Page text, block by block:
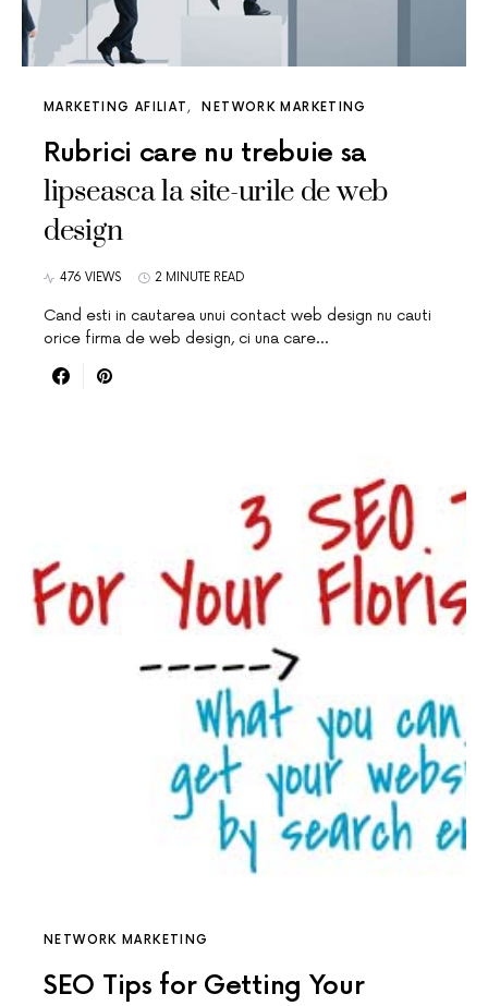
MARKETING AFILIAT NETWORK MARKETING
Rubrici care nu trebuie sa
lipseasca la site-urile de web
design
476 VIEWS 2 MINUTE READ
Cand esti in cautarea unui contact web design nu cauti
orice firma de web design, ci una care…
NETWORK MARKETING
SEO Tips for Getting Your